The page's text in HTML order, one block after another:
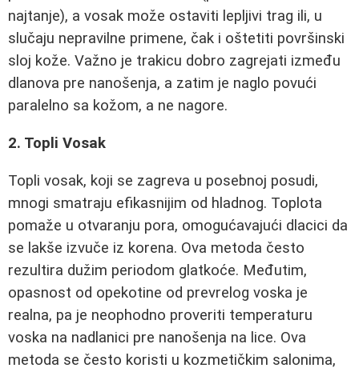
najtanje), a vosak može ostaviti lepljivi trag ili, u
slučaju nepravilne primene, čak i oštetiti površinski
sloj kože. Važno je trakicu dobro zagrejati između
dlanova pre nanošenja, a zatim je naglo povući
paralelno sa kožom, a ne nagore.
2. Topli Vosak
Topli vosak, koji se zagreva u posebnoj posudi,
mnogi smatraju efikasnijim od hladnog. Toplota
pomaže u otvaranju pora, omogućavajući dlacici da
se lakše izvuče iz korena. Ova metoda često
rezultira dužim periodom glatkoće. Međutim,
opasnost od opekotine od prevrelog voska je
realna, pa je neophodno proveriti temperaturu
voska na nadlanici pre nanošenja na lice. Ova
metoda se često koristi u kozmetičkim salonima,